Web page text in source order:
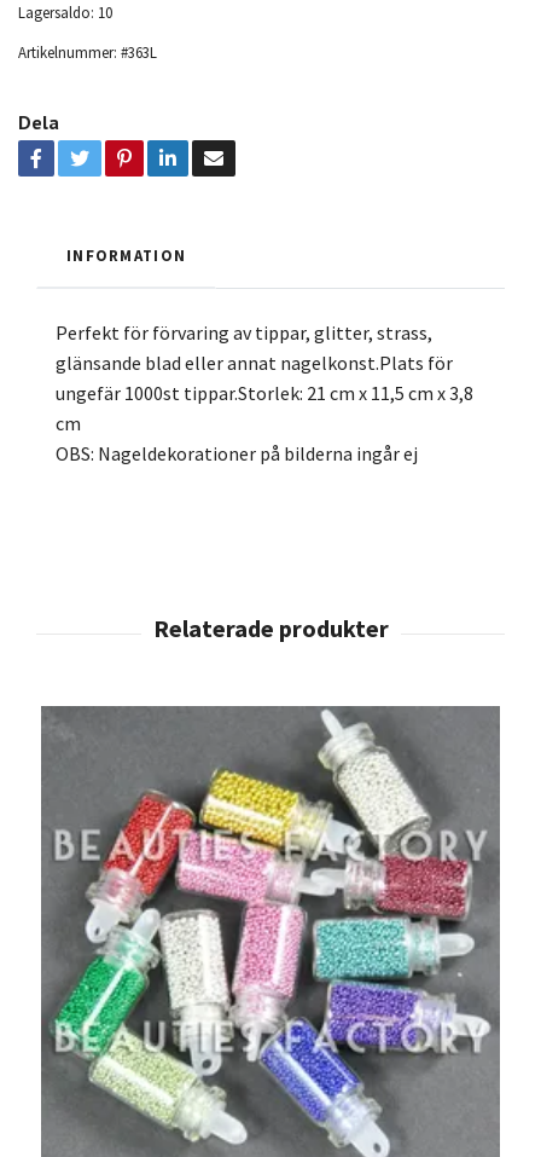
Lagersaldo: 10
Artikelnummer: #363L
Dela
INFORMATION
Perfekt för förvaring av tippar, glitter, strass,
glänsande blad eller annat nagelkonst.Plats för
ungefär 1000st tippar.Storlek: 21 cm x 11,5 cm x 3,8
cm
OBS: Nageldekorationer på bilderna ingår ej